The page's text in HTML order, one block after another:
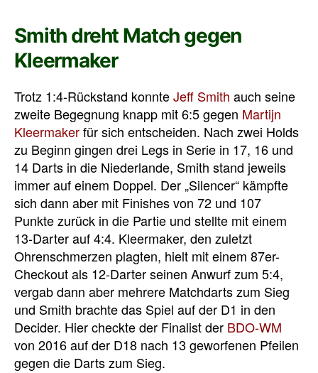
Smith dreht Match gegen
Kleermaker
Trotz 1:4-Rückstand konnteJeff Smith auch seine
zweite Begegnung knapp mit 6:5 gegen Martijn
Kleermakerfür sich entscheiden. Nach zwei Holds
zu Beginn gingen drei Legs in Serie in 17, 16 und
14 Darts in die Niederlande, Smith stand jeweils
immer auf einem Doppel. Der „Silencer“ kämpfte
sich dann aber mit Finishes von 72 und 107
Punkte zurück in die Partie und stellte mit einem
13-Darter auf 4:4. Kleermaker, den zuletzt
Ohrenschmerzen plagten, hielt mit einem 87er-
Checkout als 12-Darter seinen Anwurf zum 5:4,
vergab dann aber mehrere Matchdarts zum Sieg
und Smith brachte das Spiel auf der D1 in den
Decider. Hier checkte der Finalist der BDO-WM
von 2016 auf der D18 nach 13 geworfenen Pfeilen
gegen die Darts zum Sieg.